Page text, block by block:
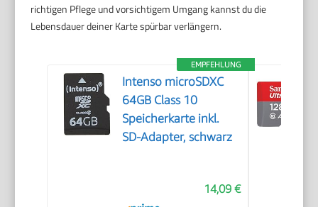
richtigen Pflege und vorsichtigem Umgang kannst du die
Lebensdauer deiner Karte spürbar verlängern.
EMPFEHLUNG
Intenso microSDXC
64GB Class 10
Speicherkarte inkl.
SD-Adapter, schwarz
14,09 €